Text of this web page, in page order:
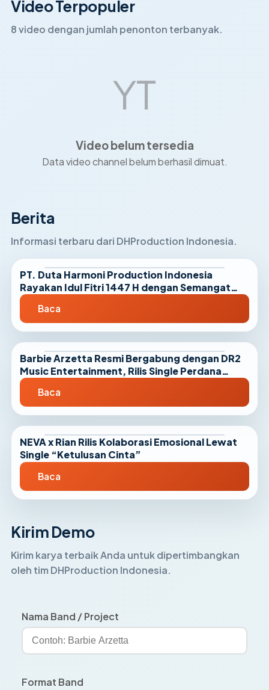
Video Terpopuler
8 video dengan jumlah penonton terbanyak.
YT
Video belum tersedia
Data video channel belum berhasil dimuat.
Berita
Informasi terbaru dari DHProduction Indonesia.
PT. Duta Harmoni Production Indonesia
Rayakan Idul Fitri 1447 H dengan Semangat
Kebersamaan dan Silaturahmi
Baca
Barbie Arzetta Resmi Bergabung dengan DR2
Music Entertainment, Rilis Single Perdana
“Menahan Rindu”
Baca
NEVA x Rian Rilis Kolaborasi Emosional Lewat
Single “Ketulusan Cinta”
Baca
Kirim Demo
Kirim karya terbaik Anda untuk dipertimbangkan
oleh tim DHProduction Indonesia.
Nama Band / Project
Format Band